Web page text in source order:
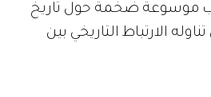
موسوعة ضخمة حول تاريخ
الارتباط التاريخي بين